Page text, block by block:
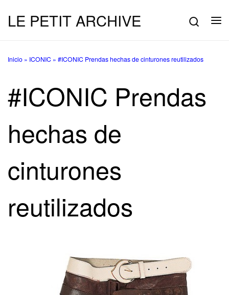
Saltar al contenido
LE PETIT ARCHIVE
Inicio » ICONIC » #ICONIC Prendas hechas de cinturones reutilizados
#ICONIC Prendas
hechas de
cinturones
reutilizados